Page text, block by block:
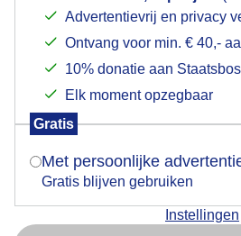
Advertentievrij en privacy
Ontvang voor min. € 40,-
10% donatie aan
Elk moment opzegbaar
Gratis
Met persoonlijke
Gratis blijven gebruiken
Instellingen
Indien je hier nog geen
verschijnt er zo een pop-up
Is goed, toon
Nu niet,